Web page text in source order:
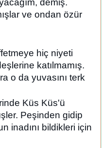
demiş.
ve ondan özür
hiç niyeti
katılmamış.
o da yuvasını terk
Küs Küs'ü
Peşinden gidip
inadını bildikleri için